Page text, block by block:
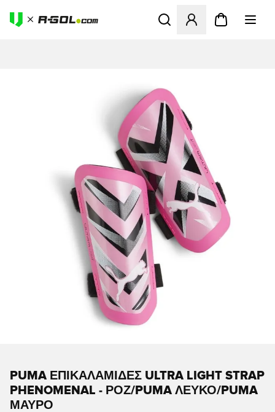
Ανοίγει ένα Modal για να
PUMA ΕΠΙΚΑΛΑΜΊΔΕΣ ULTRA LIGHT STRAP
PHENOMENAL - ΡΟΖ/PUMA ΛΕΥΚΌ/PUMA
ΜΑΎΡΟ